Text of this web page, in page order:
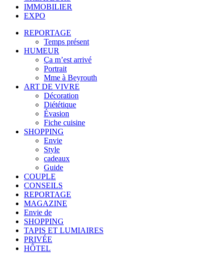
IMMOBILIER
EXPO
REPORTAGE
Temps présent
HUMEUR
Ça m’est arrivé
Portrait
Mme à Beyrouth
ART DE VIVRE
Décoration
Diététique
Évasion
Fiche cuisine
SHOPPING
Envie
Style
cadeaux
Guide
COUPLE
CONSEILS
REPORTAGE
MAGAZINE
Envie de
SHOPPING
TAPIS ET LUMIAIRES
PRIVÉE
HÔTEL